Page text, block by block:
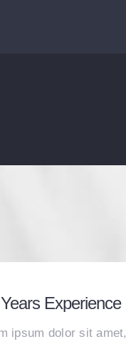
Experience
ipsum dolor sit amet,